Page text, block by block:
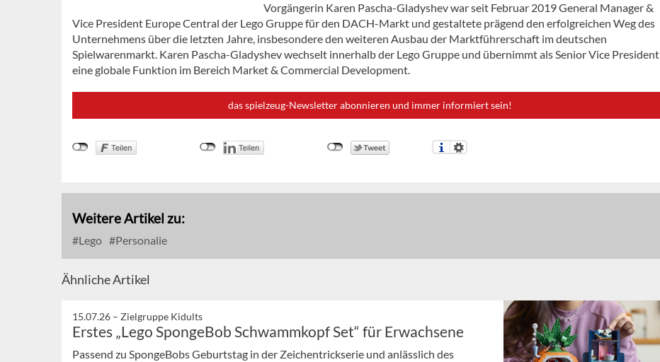
Vorgängerin Karen Pascha-Gladyshev war seit Februar 2019 General Manager &
Vice President Europe Central der Lego Gruppe für den DACH-Markt und gestaltete prägend den erfolgreichen Weg des
Unternehmens über die letzten Jahre, insbesondere den weiteren Ausbau der Marktführerschaft im deutschen
Spielwarenmarkt. Karen Pascha-Gladyshev wechselt innerhalb der Lego Gruppe und übernimmt als Senior Vice President
eine globale Funktion im Bereich Market & Commercial Development.
das spielzeug-Newsletter abonnieren und immer informiert sein!
Weitere Artikel zu:
Lego Personalie
Ähnliche Artikel
15.07.26 – Zielgruppe Kidults
Erstes „Lego SpongeBob Schwammkopf Set“ für Erwachsene
Passend zu SpongeBobs Geburtstag in der Zeichentrickserie und anlässlich des